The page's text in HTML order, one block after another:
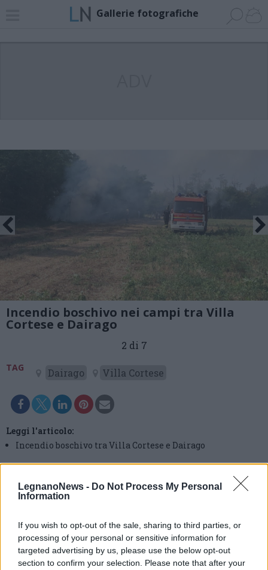
LegnanoNews - Do Not Process My Personal
Information
If you wish to opt-out of the sale, sharing to third parties, or
processing of your personal or sensitive information for
targeted advertising by us, please use the below opt-out
section to confirm your selection. Please note that after your
Gallerie fotografiche
Incendio boschivo nei campi tra Villa
Cortese e Dairago
2 di 7
TAG Dairago Villa Cortese
Leggi l'articolo:
Incendio boschivo tra Villa Cortese e Dairago